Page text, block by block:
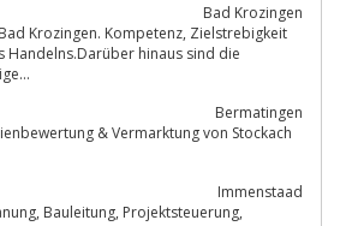
Bad Krozingen
Handelns.Darüber hinaus sind die
Bermatingen
& Vermarktung von Stockach
Immenstaad